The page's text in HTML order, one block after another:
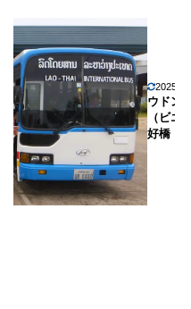
2025年
ウドン
（ビ
好橋